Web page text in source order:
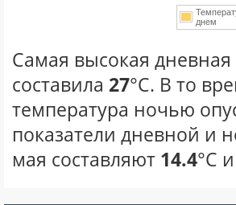
днем
Самая высокая
составила 27°С. В то
температура ночью
показатели дневной и
мая составляют 14.4°С и